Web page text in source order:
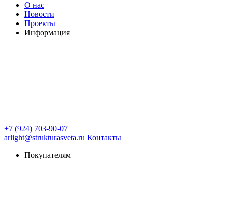
О нас
Новости
Проекты
Информация
+7 (924) 703-90-07
arlight@strukturasveta.ru Контакты
Покупателям